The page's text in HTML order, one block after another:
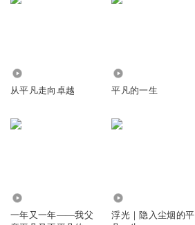
从平凡走向卓越 平凡的一生
一年又一年——我父
浮光｜隐入尘烟的平